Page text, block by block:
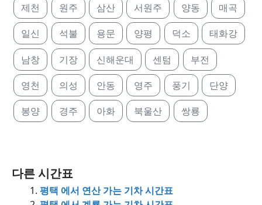
제천 원주 삼산 서원주 양동 매곡
일신 석불 용문 양평 덕소 태화강
남창 기장 신해운대 센텀 부전
영천 의성 안동 영주 풍기 단양
봉양 경주 아화 북울산 쌍룡
다른 시간표
평택 에서 연산 가는 기차 시간표